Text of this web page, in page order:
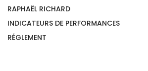
RAPHAËL RICHARD
INDICATEURS DE PERFORMANCES
RÉGLEMENT